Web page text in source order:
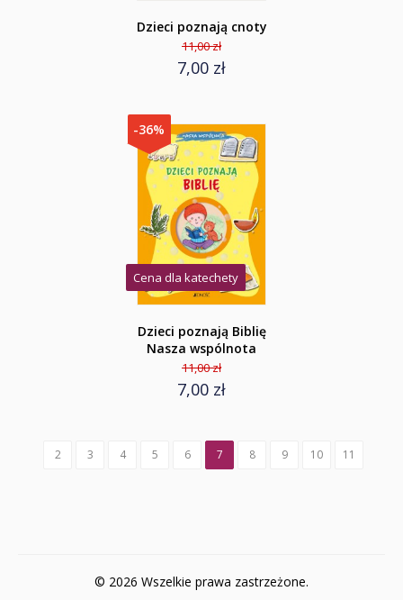
Dzieci poznają cnoty
11,00 zł
7,00 zł
-36%
Cena dla katechety
Dzieci poznają Biblię
Nasza wspólnota
11,00 zł
7,00 zł
2 3 4 5 6 7 8 9 10 11
© 2026 Wszelkie prawa zastrzeżone.